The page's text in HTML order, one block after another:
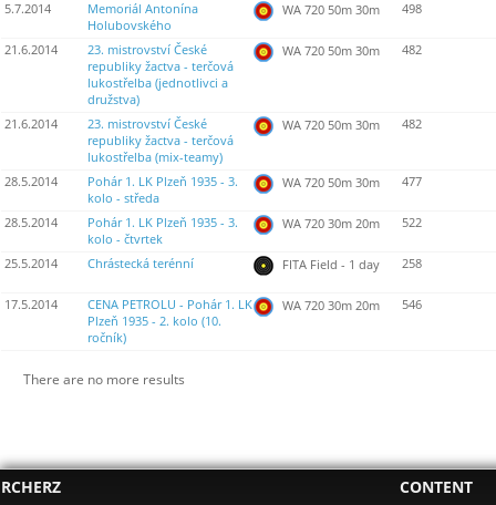
5.7.2014
Memoriál Antonína
Holubovského
WA 720 50m 30m 498
21.6.2014
23. mistrovství České
republiky žactva - terčová
lukostřelba (jednotlivci a
družstva)
WA 720 50m 30m 482
21.6.2014
23. mistrovství České
republiky žactva - terčová
lukostřelba (mix-teamy)
WA 720 50m 30m 482
28.5.2014
Pohár 1. LK Plzeň 1935 - 3.
kolo - středa
WA 720 50m 30m 477
28.5.2014
Pohár 1. LK Plzeň 1935 - 3.
kolo - čtvrtek
WA 720 30m 20m 522
25.5.2014 Chrástecká terénní FITA Field - 1 day 258
17.5.2014
CENA PETROLU - Pohár 1. LK
Plzeň 1935 - 2. kolo (10.
ročník)
WA 720 30m 20m 546
There are no more results
RCHERZ CONTENT